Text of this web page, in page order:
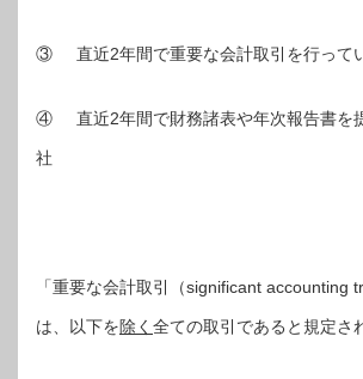
③ 直近2年間で重要な会計取引を行って
④ 直近2年間で財務諸表や年次報告書を
社
「重要な会計取引（significant accounting
は、以下を除く 全ての取引であると規定さ